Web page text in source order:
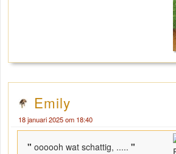
Emily
18 januari 2025 om 18:40
" oooooh wat schattig, ..... "